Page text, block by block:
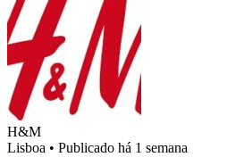
H&M
Lisboa • Publicado há 1 semana